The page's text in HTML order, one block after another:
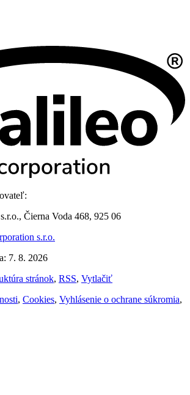
Čierna Voda 468, 925 06
s.r.o.
7. 8. 2026
stránok, RSS, Vytlačiť
, Cookies, Vyhlásenie o ochrane súkromia,